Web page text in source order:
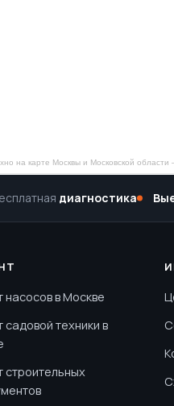
на карте Москвы и Московской
диагностика
насосов в Москве
садовой техники в
строительных